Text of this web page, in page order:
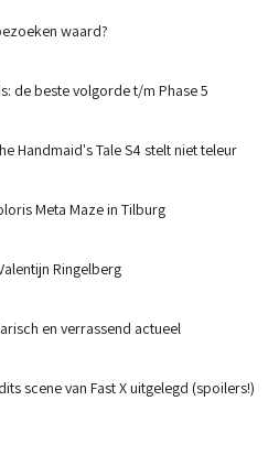
waard?
de beste volgorde t/m Phase 5
Handmaid's Tale S4 stelt niet teleur
Meta Maze in Tilburg
Ringelberg
en verrassend actueel
scene van Fast X uitgelegd (spoilers!)